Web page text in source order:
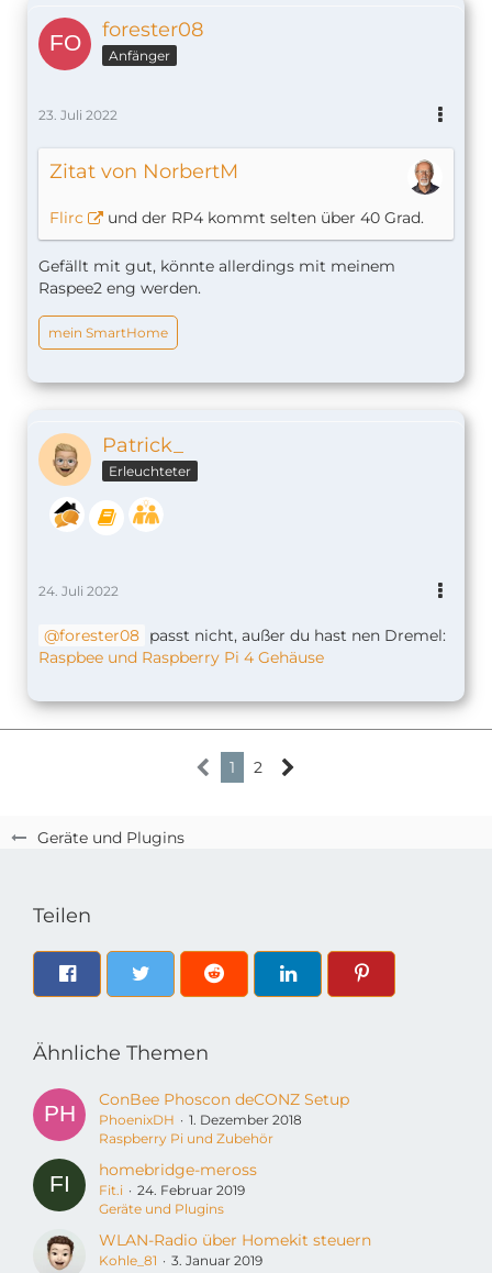
Geräte und Plugins
forester08
Anfänger
23. Juli 2022
Zitat von NorbertM
Flirc und der RP4 kommt selten über 40 Grad.
Gefällt mit gut, könnte allerdings mit meinem
Raspee2 eng werden.
mein SmartHome
Patrick_
Erleuchteter
24. Juli 2022
forester08 passt nicht, außer du hast nen Dremel:
Raspbee und Raspberry Pi 4 Gehäuse
1 2
Teilen
Ähnliche Themen
ConBee Phoscon deCONZ Setup
PhoenixDH
1. Dezember 2018
Raspberry Pi und Zubehör
homebridge-meross
Fit.i
24. Februar 2019
Geräte und Plugins
WLAN-Radio über Homekit steuern
Kohle_81
3. Januar 2019